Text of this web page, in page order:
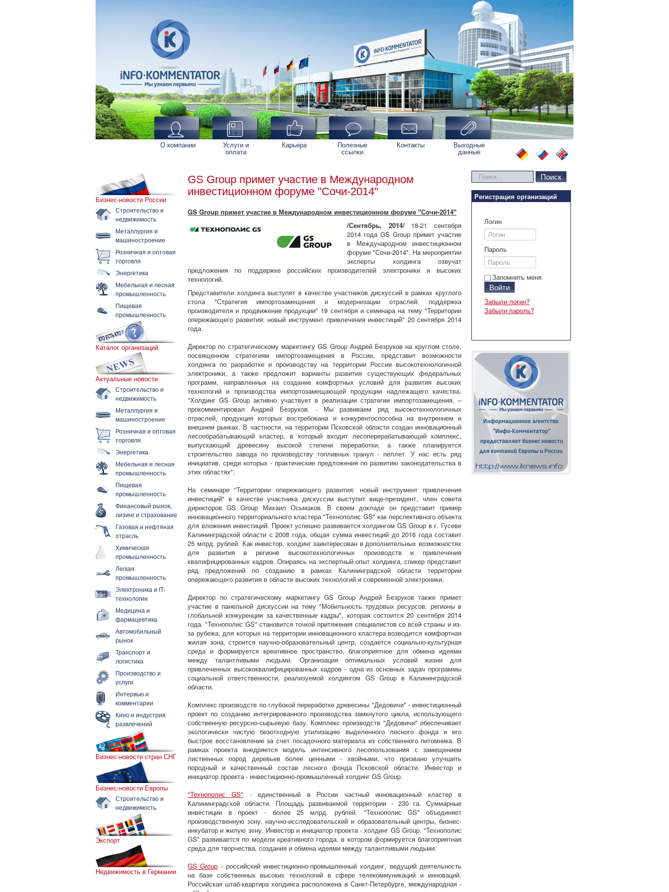
О компании Услуги и
оплата
Карьера Полезные
ссылки
Контакты Выходные
данные
Бизнес-новости России
Строительство и
недвижимость
Металлургия и
машиностроение
Розничная и оптовая
торговля
Энергетика
Мебельная и лесная
промышленность
Пищевая
промышленность
Каталог организаций
Актуальные новости
Строительство и
недвижимость
Металлургия и
машиностроение
Розничная и оптовая
торговля
Энергетика
Мебельная и лесная
промышленность
Пищевая
промышленность
Финансовый рынок,
лизинг и страхование
Газовая и нефтяная
отрасль
Химическая
промышленность
Легкая
промышленность
Электроника и IT-
технологии
Медицина и
фармацевтика
Автомобильный
рынок
Транспорт и
логистика
Производство и
услуги
Интервью и
комментарии
Кино и индустрия
развлечений
Бизнес-новости стран СНГ
Бизнес-новости Европы
Строительство и
недвижимость
Экспорт
Недвижимость в Германии
GS Group примет участие в Международном
инвестиционном форуме "Сочи-2014"
GS Group примет участие в Международном инвестиционном форуме "Сочи-2014"
/Сентябрь, 2014/18-21 сентября
2014 года GS Group примет участие
в Международном инвестиционном
форуме "Сочи-2014". На мероприятии
эксперты холдинга озвучат
предложения по поддержке российских производителей электроники и высоких
технологий.
Представители холдинга выступят в качестве участников дискуссий в рамках круглого
стола "Стратегия импортозамещения и модернизации отраслей: поддержка
производителя и продвижение продукции" 19 сентября и семинара на тему "Территории
опережающего развития: новый инструмент привлечения инвестиций" 20 сентября 2014
года.
Директор по стратегическому маркетингу GS Group Андрей Безруков на круглом столе,
посвященном стратегиям импортозамещения в России, представит возможности
холдинга по разработке и производству на территории России высокотехнологичной
электроники, а также предложит варианты развития существующих федеральных
программ, направленных на создание комфортных условий для развития высоких
технологий и производства импортозамещающей продукции надлежащего качества.
"Холдинг GS Group активно участвует в реализации стратегии импортозамещения, –
прокомментировал Андрей Безруков. - Мы развиваем ряд высокотехнологичных
отраслей, продукция которых востребована и конкурентоспособна на внутреннем и
внешнем рынках. В частности, на территории Псковской области создан инновационный
лесообрабатывающий кластер, в который входит лесоперерабатывающий комплекс,
выпускающий древесину высокой степени переработки, а также планируется
строительство завода по производству топливных гранул - пеллет. У нас есть ряд
инициатив, среди которых - практические предложения по развитию законодательства в
этих областях".
На семинаре "Территории опережающего развития: новый инструмент привлечения
инвестиций" в качестве участника дискуссии выступит вице-президент, член совета
директоров GS Group Михаил Осьмаков. В своем докладе он представит пример
инновационного территориального кластера "Технополис GS" как перспективного объекта
для вложения инвестиций. Проект успешно развивается холдингом GS Group в г. Гусеве
Калининградской области с 2008 года, общая сумма инвестиций до 2016 года составит
25 млрд. рублей. Как инвестор, холдинг заинтересован в дополнительных возможностях
для развития в регионе высокотехнологичных производств и привлечения
квалифицированных кадров. Опираясь на экспертный опыт холдинга, спикер представит
ряд предложений по созданию в рамках Калининградской области территории
опережающего развития в области высоких технологий и современной электроники.
Директор по стратегическому маркетингу GS Group Андрей Безруков также примет
участие в панельной дискуссии на тему "Мобильность трудовых ресурсов: регионы в
глобальной конкуренции за качественные кадры", которая состоится 20 сентября 2014
года. "Технополис GS" становится точкой притяжения специалистов со всей страны и из-
за рубежа, для которых на территории инновационного кластера возводится комфортная
жилая зона, строится научно-образовательный центр, создается социально-культурная
среда и формируется креативное пространство, благоприятное для обмена идеями
между талантливыми людьми. Организация оптимальных условий жизни для
привлеченных высококвалифицированных кадров - одна из основных задач программы
социальной ответственности, реализуемой холдингом GS Group в Калининградской
области.
Комплекс производств по глубокой переработке древесины "Дедовичи" - инвестиционный
проект по созданию интегрированного производства замкнутого цикла, использующего
собственную ресурсно-сырьевую базу. Комплекс производств "Дедовичи" обеспечивает
экологически чистую безотходную утилизацию выделенного лесного фонда и его
быстрое восстановление за счет посадочного материала из собственного питомника. В
рамках проекта внедряется модель интенсивного лесопользования с замещением
лиственных пород деревьев более ценными - хвойными, что призвано улучшить
породный и качественный состав лесного фонда Псковской области. Инвестор и
инициатор проекта - инвестиционно-промышленный холдинг GS Group.
"Технополис GS" - единственный в России частный инновационный кластер в
Калининградской области. Площадь развиваемой территории - 230 га. Суммарные
инвестиции в проект - более 25 млрд. рублей. "Технополис GS" объединяет
производственную зону, научно-исследовательский и образовательный центры, бизнес-
инкубатор и жилую зону. Инвестор и инициатор проекта - холдинг GS Group. "Технополис
GS" развивается по модели креативного города, в котором формируется благоприятная
среда для творчества, создания и обмена идеями между талантливыми людьми.
GS Group - российский инвестиционно-промышленный холдинг, ведущий деятельность
на базе собственных высоких технологий в сфере телекоммуникаций и инноваций.
Российская штаб-квартира холдинга расположена в Санкт-Петербурге, международная -
Искать... Поиск
Регистрация организаций
Логин
Пароль
Запомнить меня
Войти
Забыли логин?
Забыли пароль?